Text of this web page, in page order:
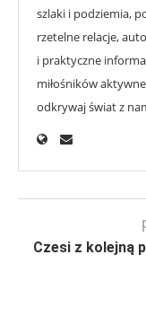
szlaki i podziemia,
rzetelne relacje,
i praktyczne
miłośników
odkrywaj świat z
Czesi z kolejną